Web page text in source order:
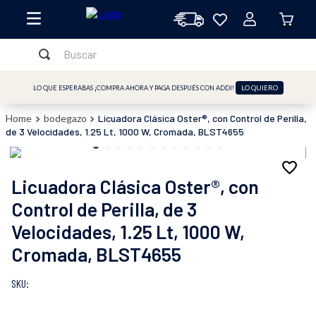
Buscar
LO QUE ESPERABAS ¡COMPRA AHORA Y PAGA DESPUÉS CON ADDI! LO QUIERO
bodegazo
Licuadora Clásica Oster®, con Control de Perilla,
de 3 Velocidades, 1.25 Lt, 1000 W, Cromada, BLST4655
Licuadora Clásica Oster®, con
Control de Perilla, de 3
Velocidades, 1.25 Lt, 1000 W,
Cromada, BLST4655
:
TÉRMINOS MÁS BUSCADOS
2.
freidora
3.
.
.
sandwichera
.
freidora aire
.
plancha